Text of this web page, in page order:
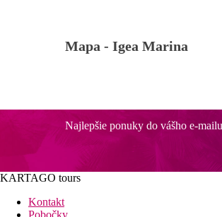
Mapa - Igea Marina
Najlepšie ponuky do vášho e-mailu
KARTAGO tours
Kontakt